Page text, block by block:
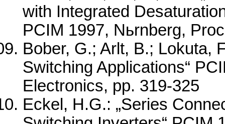
with Integrated
PCIM 1997, Nьrnberg,
Bober, G.; Arlt, B.; Lokuta,
Switching Applications“
Electronics, pp. 319-325
Eckel, H.G.: „Series